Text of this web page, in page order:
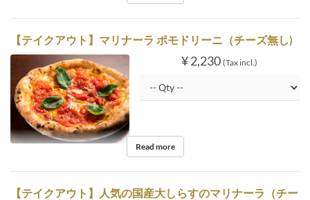
【テイクアウト】マリナーラ ポモドリーニ（チーズ無し)
¥ 2,230 (Tax incl.)
Read more
【テイクアウト】人気の国産大しらすのマリナーラ（チー